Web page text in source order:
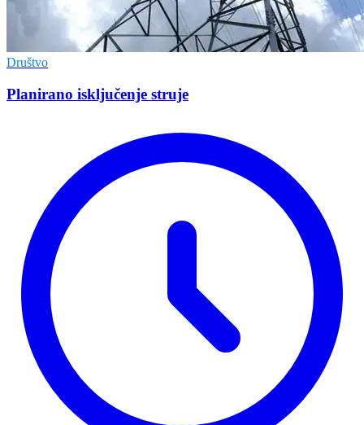
Društvo
Planirano isključenje struje